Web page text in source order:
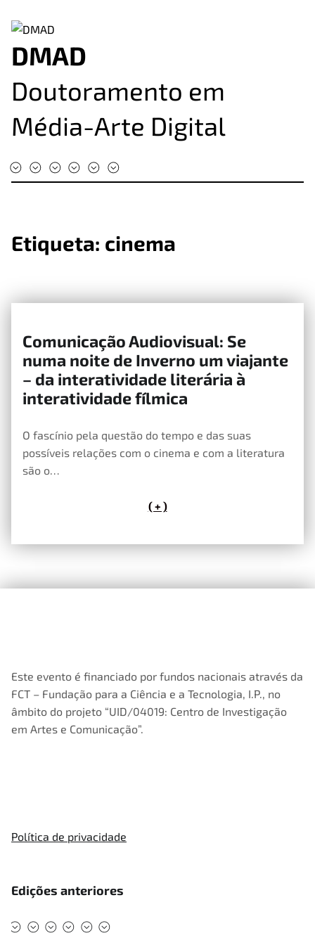
DMAD
Doutoramento em
Média-Arte Digital
Etiqueta: cinema
Comunicação Audiovisual: Se
numa noite de Inverno um viajante
– da interatividade literária à
interatividade fílmica
O fascínio pela questão do tempo e das suas
possíveis relações com o cinema e com a literatura
são o…
( + )
Este evento é financiado por fundos nacionais através da
FCT – Fundação para a Ciência e a Tecnologia, I.P., no
âmbito do projeto “UID/04019: Centro de Investigação
em Artes e Comunicação”.
Política de privacidade
Edições anteriores
#DMAD2025
#DMAD2024
#DMAD2023
#DMAD2022
#DMAD2020
#DMAD2019